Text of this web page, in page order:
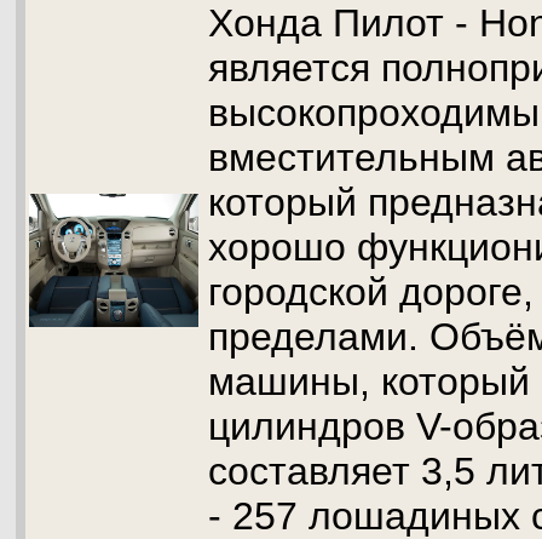
Хонда Пилот -
является
вместительным
который
хорошо
городской
пределами.
машины, который
цилиндров V-
составляет 3,5
- 257 лошадиных